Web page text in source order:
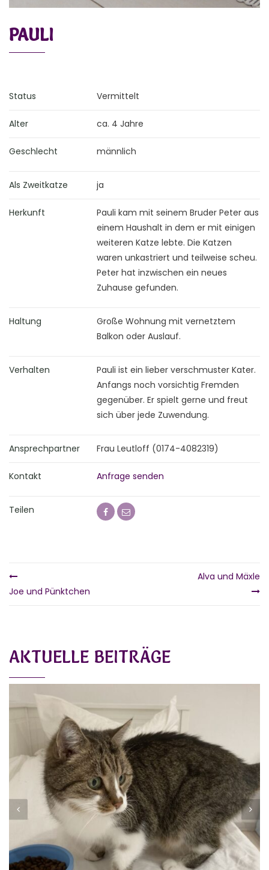
PAULI
Status Vermittelt
Alter ca. 4 Jahre
Geschlecht männlich
Als Zweitkatze ja
Herkunft
Pauli kam mit seinem Bruder Peter aus
einem Haushalt in dem er mit einigen
weiteren Katze lebte. Die Katzen
waren unkastriert und teilweise scheu.
Peter hat inzwischen ein neues
Zuhause gefunden.
Haltung
Große Wohnung mit vernetztem
Balkon oder Auslauf.
Verhalten
Pauli ist ein lieber verschmuster Kater.
Anfangs noch vorsichtig Fremden
gegenüber. Er spielt gerne und freut
sich über jede Zuwendung.
Ansprechpartner Frau Leutloff (0174-4082319)
Kontakt Anfrage senden
Teilen
Joe und Pünktchen
Alva und Mäxle
AKTUELLE BEITRÄGE
MIEZL
Vermittelt